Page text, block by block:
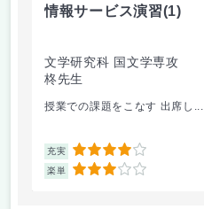
情報サービス演習(1)
文学研究科 国文学専攻
柊先生
授業での課題をこなす 出席し...
充実 4
楽単 3